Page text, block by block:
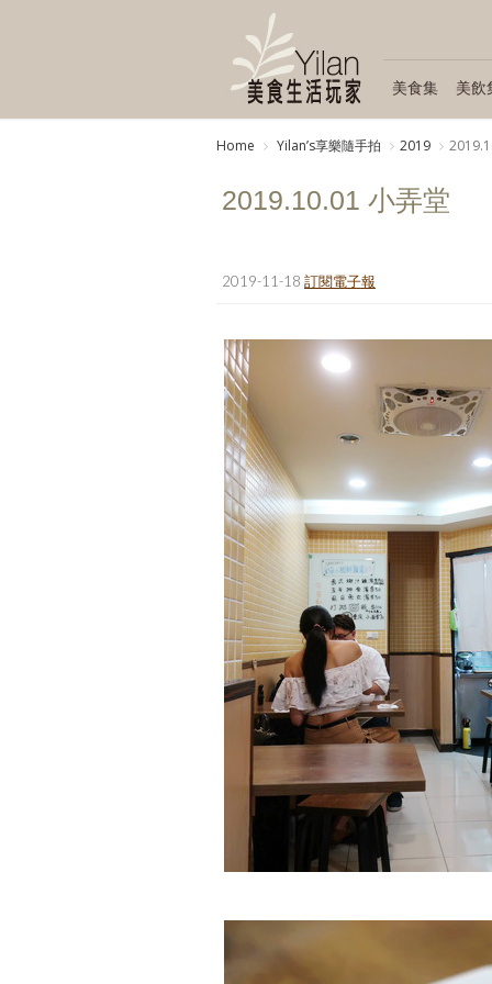
美食集 美飲
Home Yilanʼs享樂隨手拍 2019
2019.10.01 小弄堂
2019-11-18 訂閱電子報